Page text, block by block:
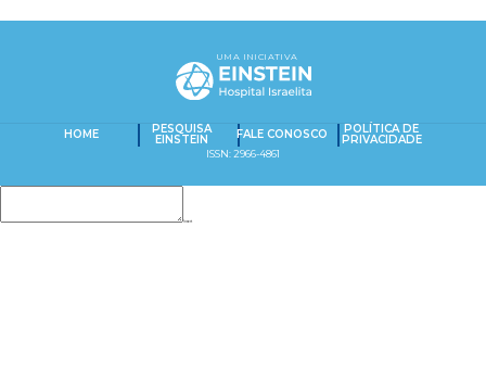
HOME PESQUISA
EINSTEIN FALE CONOSCO POLÍTICA DE
PRIVACIDADE
ISSN: 2966-4861
UMA INICIATIVA
Insert